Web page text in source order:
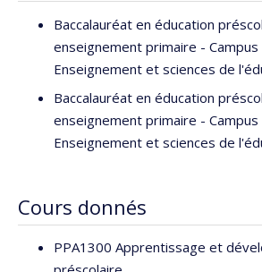
Baccalauréat en éducation
enseignement primaire -
Enseignement et sciences de
Baccalauréat en éducation
enseignement primaire - Campus
Enseignement et sciences de
Cours donnés
PPA1300 Apprentissage et